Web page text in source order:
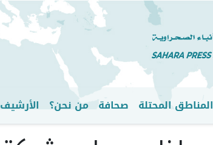
المناطق المحتلة صحافة من نحن؟ الأرشيف